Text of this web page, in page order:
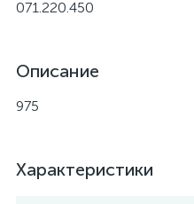
071.220.450
Описание
975
Характеристики